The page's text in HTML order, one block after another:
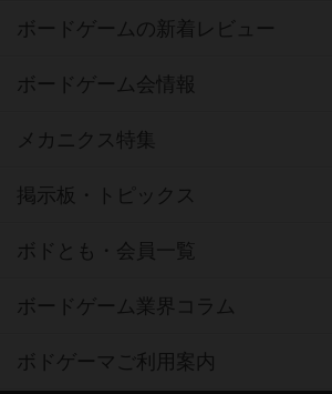
ボードゲームの新着レビュー
ボードゲーム会情報
メカニクス特集
掲示板・トピックス
ボドとも・会員一覧
ボードゲーム業界コラム
ボドゲーマご利用案内